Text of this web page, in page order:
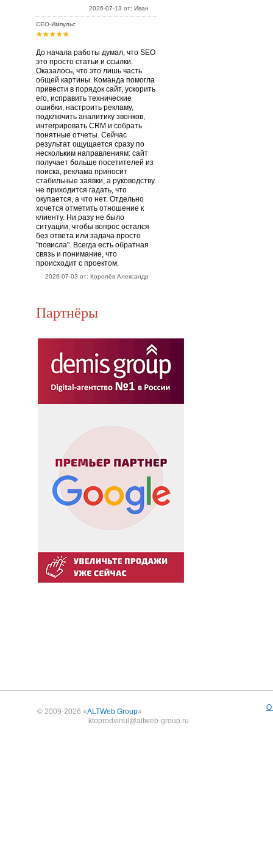
2026-07-13 от: Иван
СЕО-Импульс
До начала работы думал, что SEO
это просто статьи и ссылки.
Оказалось, что это лишь часть
общей картины. Команда помогла
привести в порядок сайт, ускорить
его, исправить технические
ошибки, настроить рекламу,
подключить аналитику звонков,
интегрировать CRM и собрать
понятные отчеты. Сейчас
результат ощущается сразу по
нескольким направлениям: сайт
получает больше посетителей из
поиска, реклама приносит
стабильные заявки, а руководству
не приходится гадать, что
окупается, а что нет. Отдельно
хочется отметить отношение к
клиенту. Ни разу не было
ситуации, чтобы вопрос остался
без ответа или задача просто
"повисла". Всегда есть обратная
связь и понимание, что
происходит с проектом.
2026-07-03 от: Королёв Александр
Партнёры
© 2009-2026 «ALTWeb Group»
ktoprodvinul@altweb-group.ru
О